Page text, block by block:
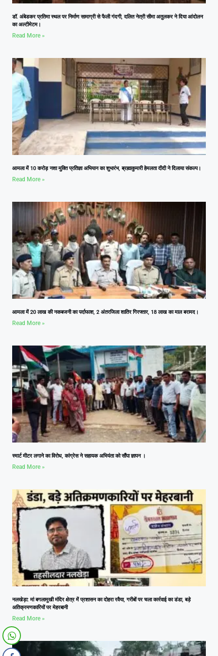
डॉ. अंबेडकर प्रतिमा स्थल पर निर्माण सामाग्री से फैली गंदगी, दलित नेत्री सीमा अतुलकर ने दिया आंदोलन
का अल्टीमेटम।
Read More »
आमला में 10 करोड़ नशा मुक्ति प्रतिज्ञा अभियान का शुभारंभ, ब्रह्माकुमारी हेमलता दीदी ने दिलाया संकल्प।
Read More »
आमला में 20 लाख की नकबजनी का पर्दाफाश, 2 अंतरजिला शातिर गिरफ्तार, 18 लाख का माल बरामद।
Read More »
स्मार्ट मीटर लगाने का विरोध, कांग्रेस ने सहायक अभियंता को सौंपा ज्ञापन ।
Read More »
नलखेड़ा: मां बगलामुखी मंदिर क्षेत्र में प्रशासन का दोहरा रवैया, गरीबों पर चला कार्रवाई का डंडा, बड़े
अतिक्रमणकारियों पर मेहरबानी
Read More »